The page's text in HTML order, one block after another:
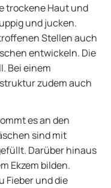
trockene Haut und
und jucken.
Stellen auch
entwickeln. Die
Bei einem
zudem auch
es an den
sind mit
Darüber hinaus
Ekzem bilden.
Fieber und die